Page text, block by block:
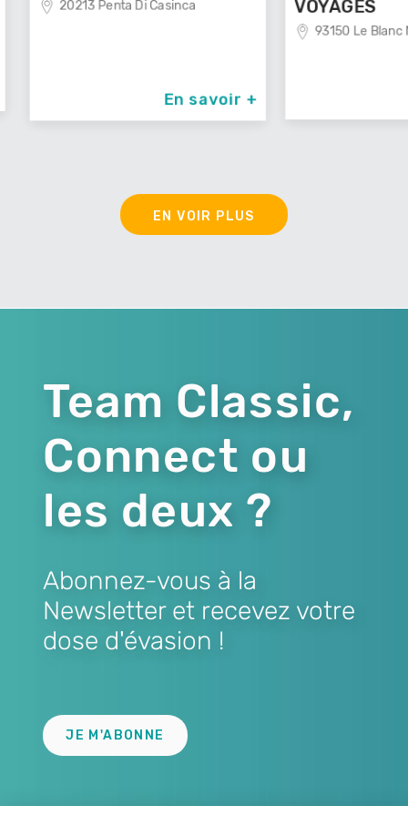
VOYAGES
En savoir +
EN VOIR PLUS
Team Classic,
Connect ou
les deux ?
Abonnez-vous à la
Newsletter et recevez votre
dose d'évasion !
JE M'ABONNE